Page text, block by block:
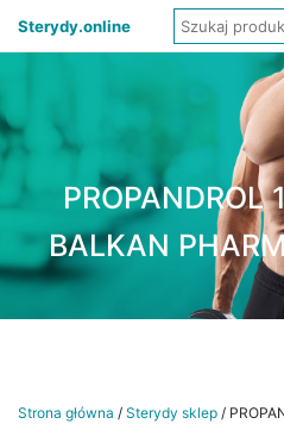
Sterydy.online
PROPANDROL
BALKAN
Strona główna / Sterydy sklep /